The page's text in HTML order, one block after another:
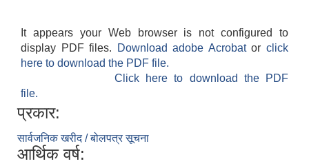
It appears your Web browser is not configured to
display PDF files.
Download adobe Acrobatorclick
here to download the PDF file.
Click here to download the PDF
file.
प्रकार:
सार्वजनिक खरीद / बोलपत्र सूचना
आर्थिक वर्ष: